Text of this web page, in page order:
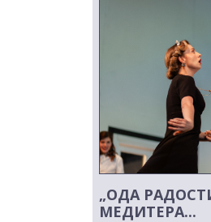
„ОДА
МЕДИТЕРА...